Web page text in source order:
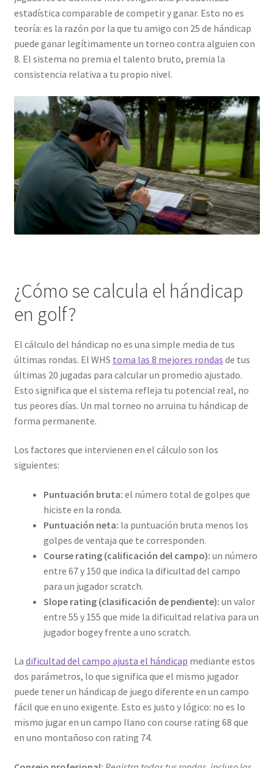
estadística comparable de competir y ganar. Esto no es
teoría: es la razón por la que tu amigo con 25 de hándicap
puede ganar legítimamente un torneo contra alguien con
8. El sistema no premia el talento bruto, premia la
consistencia relativa a tu propio nivel.
¿Cómo se calcula el hándicap
en golf?
El cálculo del hándicap no es una simple media de tus
últimas rondas. El WHS toma las 8 mejores rondas de tus
últimas 20 jugadas para calcular un promedio ajustado.
Esto significa que el sistema refleja tu potencial real, no
tus peores días. Un mal torneo no arruina tu hándicap de
forma permanente.
Los factores que intervienen en el cálculo son los
siguientes:
Puntuación bruta: el número total de golpes que
hiciste en la ronda.
Puntuación neta: la puntuación bruta menos los
golpes de ventaja que te corresponden.
Course rating (calificación del campo): un número
entre 67 y 150 que indica la dificultad del campo
para un jugador scratch.
Slope rating (clasificación de pendiente): un valor
entre 55 y 155 que mide la dificultad relativa para un
jugador bogey frente a uno scratch.
La dificultad del campo ajusta el hándicap mediante estos
dos parámetros, lo que significa que el mismo jugador
puede tener un hándicap de juego diferente en un campo
fácil que en uno exigente. Esto es justo y lógico: no es lo
mismo jugar en un campo llano con course rating 68 que
en uno montañoso con rating 74.